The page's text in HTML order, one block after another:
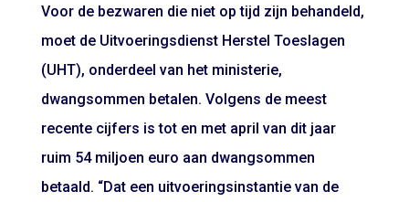
Voor de bezwaren die niet op tijd zijn behandeld,
moet de Uitvoeringsdienst Herstel Toeslagen
(UHT), onderdeel van het ministerie,
dwangsommen betalen. Volgens de meest
recente cijfers is tot en met april van dit jaar
ruim 54 miljoen euro aan dwangsommen
betaald. “Dat een uitvoeringsinstantie van de